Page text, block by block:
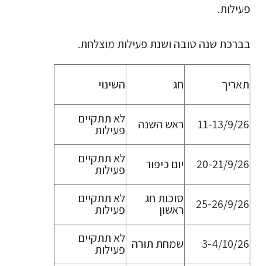
פעילות.
בברכת שנה טובה ושנת פעילות מוצלחת.
תאריך חג השינוי
11-13/9/26 ראש השנה לא תתקיים
פעילות
20-21/9/26 יום כיפור לא תתקיים
פעילות
25-26/9/26 סוכות חג
ראשון
לא תתקיים
פעילות
3-4/10/26 שמחת תורה לא תתקיים
פעילות